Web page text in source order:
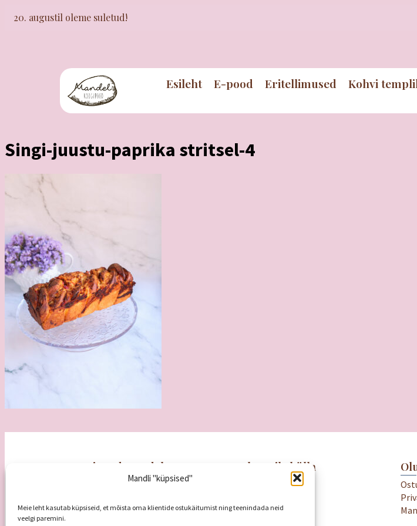
Mandli "küpsised"
Meie leht kasutab küpsiseid, et mõista oma klientide ostukäitumist ning teenindada neid
veelgi paremini.
20. augustil oleme suletud!
Esileht E-pood Eritellimused Kohvi
Singi-juustu-paprika stritsel-4
Koogipood Mandel
Veski 5a, 51005 Tartu
+372 5680 5585
Tule meile külla
8.00-19.00
Ppuhkame